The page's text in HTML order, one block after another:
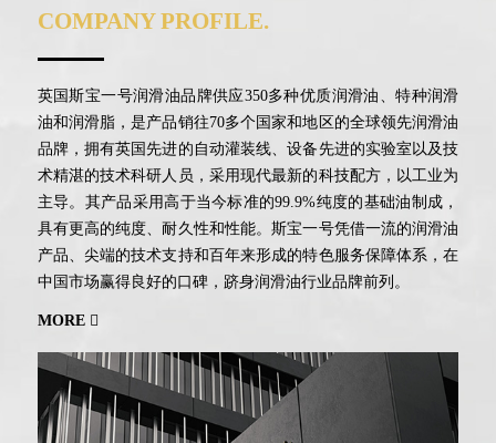
COMPANY PROFILE.
英国斯宝一号润滑油品牌供应350多种优质润滑油、特种润滑
油和润滑脂，是产品销往70多个国家和地区的全球领先润滑油
品牌，拥有英国先进的自动灌装线、设备先进的实验室以及技
术精湛的技术科研人员，采用现代最新的科技配方，以工业为
主导。其产品采用高于当今标准的99.9%纯度的基础油制成，
具有更高的纯度、耐久性和性能。斯宝一号凭借一流的润滑油
产品、尖端的技术支持和百年来形成的特色服务保障体系，在
中国市场赢得良好的口碑，跻身润滑油行业品牌前列。
MORE